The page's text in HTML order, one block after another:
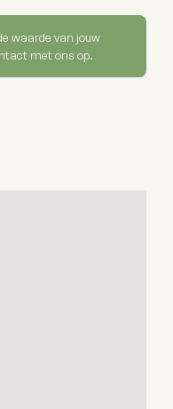
waarde van jouw
met ons op.